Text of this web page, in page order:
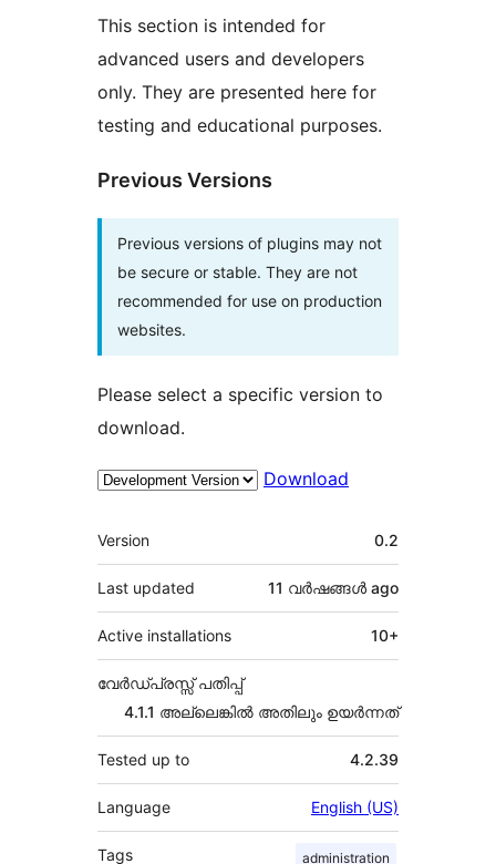
This section is intended for
advanced users and developers
only. They are presented here for
testing and educational purposes.
Previous Versions
Previous versions of plugins may not
be secure or stable. They are not
recommended for use on production
websites.
Please select a specific version to
download.
Download
Meta
Version 0.2
Last updated 11 വര്‍ഷങ്ങള്‍ ago
Active installations 10+
വേർഡ്പ്രസ്സ് പതിപ്പ്
4.1.1 അല്ലെങ്കില്‍ അതിലും ഉയര്‍ന്നത്
Tested up to 4.2.39
Language English (US)
Tags administration